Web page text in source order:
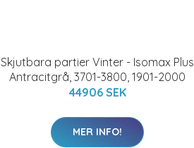
Skjutbara partier Vinter - Isomax Plus
Antracitgrå, 3701-3800, 1901-2000
44906 SEK
MER INFO!